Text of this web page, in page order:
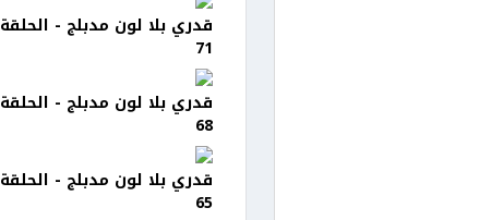
قدري بلا لون مدبلج - الحلقة
71
قدري بلا لون مدبلج - الحلقة
68
قدري بلا لون مدبلج - الحلقة
65